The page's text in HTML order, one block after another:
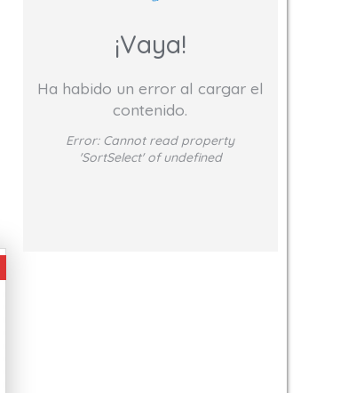
¡Vaya!
Ha habido un error al cargar el
contenido.
Error: Cannot read property
'SortSelect' of undefined